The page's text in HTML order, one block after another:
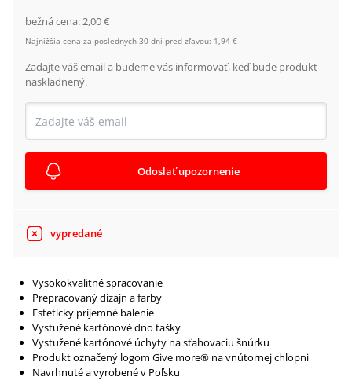
bežná cena:2,00 €
Najnižšia cena za posledných 30 dní pred zľavou: 1,94 €
Zadajte váš email a budeme vás informovať, keď bude produkt
naskladnený.
Odoslať upozornenie
vypredané
Vysokokvalitné spracovanie
Prepracovaný dizajn a farby
Esteticky príjemné balenie
Vystužené kartónové dno tašky
Vystužené kartónové úchyty na sťahovaciu šnúrku
Produkt označený logom Give more® na vnútornej chlopni
Navrhnuté a vyrobené v Poľsku